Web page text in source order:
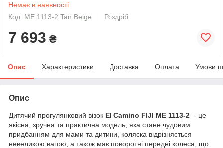
Немає в наявності
Код: ME 1113-2 Tan Beige
Роздріб
7 693 ₴
Опис Характеристики Доставка Оплата Умови
Опис
Дитячий прогулянковий візок El Camino FIJI ME 1113-2 - це
якісна, зручна та практична модель, яка стане чудовим
придбанням для мами та дитини, коляска відрізняється
невеликою вагою, а також має поворотні передні колеса, що